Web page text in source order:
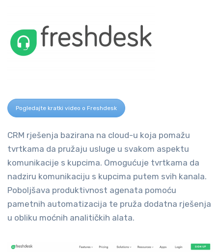
Pogledajte kratki video o Freshdesk
CRM rješenja bazirana na cloud-u koja pomažu
tvrtkama da pružaju usluge u svakom aspektu
komunikacije s kupcima. Omogućuje tvrtkama da
nadziru komunikaciju s kupcima putem svih kanala.
Poboljšava produktivnost agenata pomoću
pametnih automatizacija te pruža dodatna rješenja
u obliku moćnih analitičkih alata.